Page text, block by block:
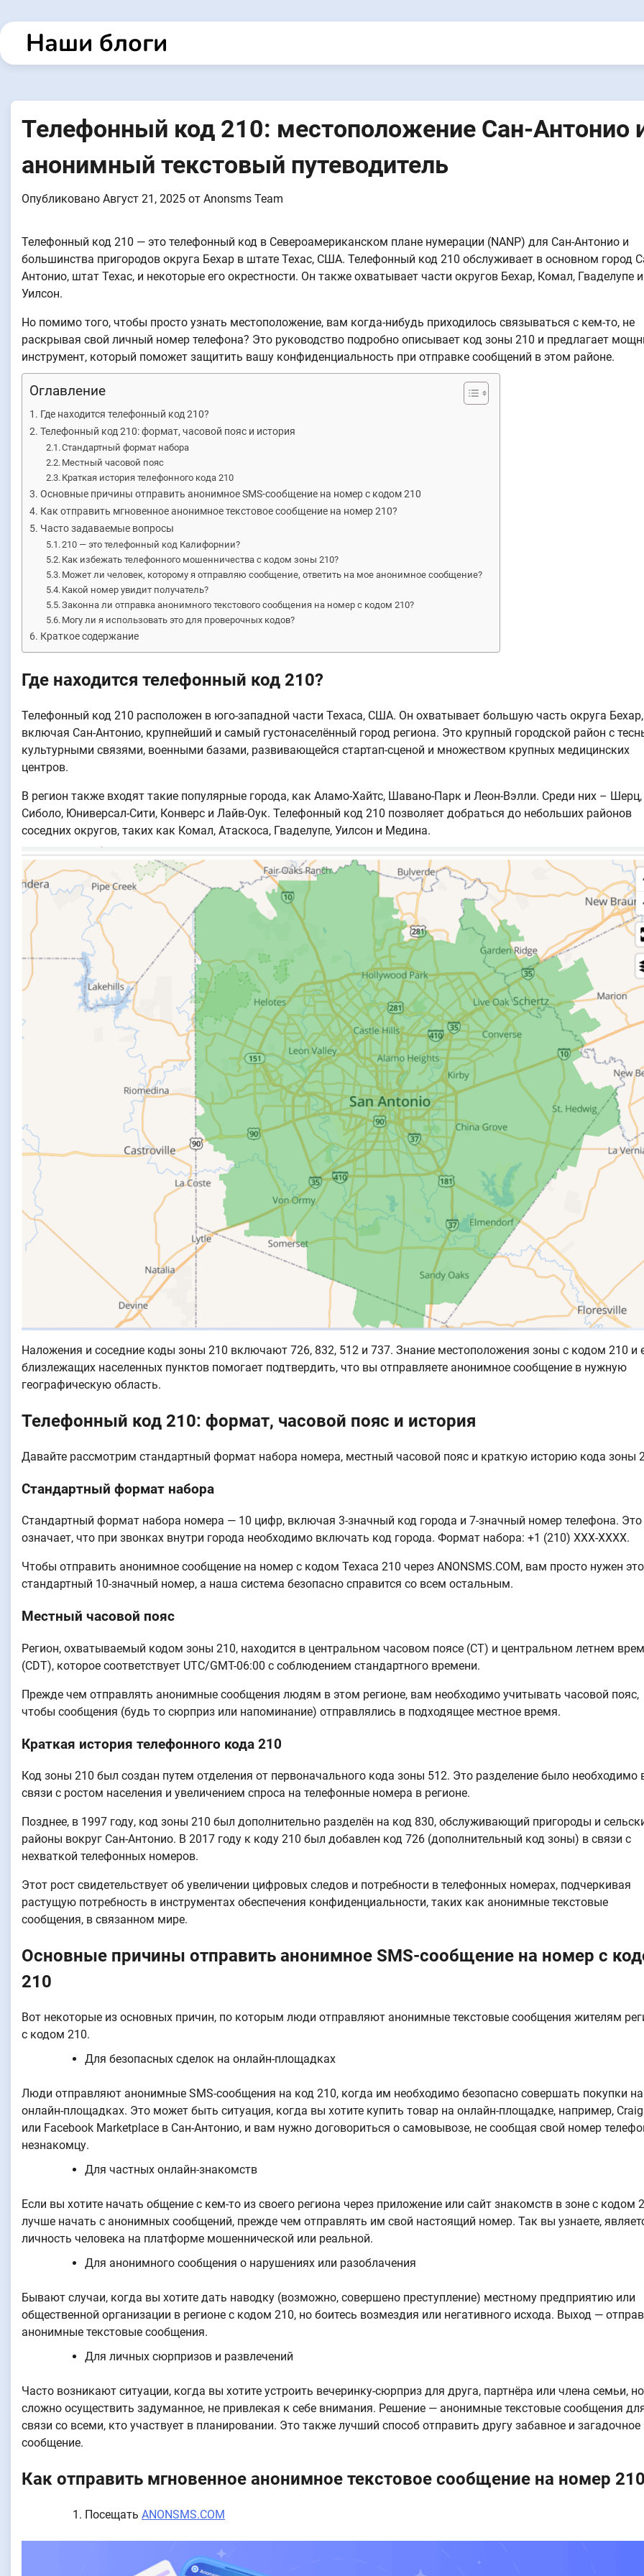
к
содержанию
Наши блоги
Телефонный код 210: местоположение Сан-Антонио
анонимный текстовый путеводитель
Опубликовано Август 21, 2025 от Anonsms Team
Телефонный код 210 — это телефонный код в Североамериканском плане нумерации (NANP) для Сан-Антонио и
большинства пригородов округа Бехар в штате Техас, США. Телефонный код 210 обслуживает в основном город
Антонио, штат Техас, и некоторые его окрестности. Он также охватывает части округов Бехар, Комал, Гваделупе и
Уилсон.
Но помимо того, чтобы просто узнать местоположение, вам когда-нибудь приходилось связываться с кем-то, не
раскрывая свой личный номер телефона? Это руководство подробно описывает код зоны 210 и предлагает
инструмент, который поможет защитить вашу конфиденциальность при отправке сообщений в этом районе.
Оглавление
Где находится телефонный код 210?
Телефонный код 210: формат, часовой пояс и история
Стандартный формат набора
Местный часовой пояс
Краткая история телефонного кода 210
Основные причины отправить анонимное SMS-сообщение на номер с кодом 210
Как отправить мгновенное анонимное текстовое сообщение на номер 210?
Часто задаваемые вопросы
210 — это телефонный код Калифорнии?
Как избежать телефонного мошенничества с кодом зоны 210?
Может ли человек, которому я отправляю сообщение, ответить на мое анонимное сообщение?
Какой номер увидит получатель?
Законна ли отправка анонимного текстового сообщения на номер с кодом 210?
Могу ли я использовать это для проверочных кодов?
Краткое содержание
Где находится телефонный код 210?
Телефонный код 210 расположен в юго-западной части Техаса, США. Он охватывает большую часть округа Бехар,
включая Сан-Антонио, крупнейший и самый густонаселённый город региона. Это крупный городской район с
культурными связями, военными базами, развивающейся стартап-сценой и множеством крупных медицинских
центров.
В регион также входят такие популярные города, как Аламо-Хайтс, Шавано-Парк и Леон-Вэлли. Среди них – Шерц,
Сиболо, Юниверсал-Сити, Конверс и Лайв-Оук. Телефонный код 210 позволяет добраться до небольших районов
соседних округов, таких как Комал, Атаскоса, Гваделупе, Уилсон и Медина.
Наложения и соседние коды зоны 210 включают 726, 832, 512 и 737. Знание местоположения зоны с кодом 210 и
близлежащих населенных пунктов помогает подтвердить, что вы отправляете анонимное сообщение в нужную
географическую область.
Телефонный код 210: формат, часовой пояс и история
Давайте рассмотрим стандартный формат набора номера, местный часовой пояс и краткую историю кода зоны
Стандартный формат набора
Стандартный формат набора номера — 10 цифр, включая 3-значный код города и 7-значный номер телефона. Это
означает, что при звонках внутри города необходимо включать код города. Формат набора: +1 (210) XXX-XXXX.
Чтобы отправить анонимное сообщение на номер с кодом Техаса 210 через ANONSMS.COM, вам просто нужен
стандартный 10-значный номер, а наша система безопасно справится со всем остальным.
Местный часовой пояс
Регион, охватываемый кодом зоны 210, находится в центральном часовом поясе (CT) и центральном летнем
(CDT), которое соответствует UTC/GMT-06:00 с соблюдением стандартного времени.
Прежде чем отправлять анонимные сообщения людям в этом регионе, вам необходимо учитывать часовой пояс,
чтобы сообщения (будь то сюрприз или напоминание) отправлялись в подходящее местное время.
Краткая история телефонного кода 210
Код зоны 210 был создан путем отделения от первоначального кода зоны 512. Это разделение было необходимо
связи с ростом населения и увеличением спроса на телефонные номера в регионе.
Позднее, в 1997 году, код зоны 210 был дополнительно разделён на код 830, обслуживающий пригороды и
районы вокруг Сан-Антонио. В 2017 году к коду 210 был добавлен код 726 (дополнительный код зоны) в связи с
нехваткой телефонных номеров.
Этот рост свидетельствует об увеличении цифровых следов и потребности в телефонных номерах, подчеркивая
растущую потребность в инструментах обеспечения конфиденциальности, таких как анонимные текстовые
сообщения, в связанном мире.
Основные причины отправить анонимное SMS-сообщение на номер с
210
Вот некоторые из основных причин, по которым люди отправляют анонимные текстовые сообщения жителям
с кодом 210.
Для безопасных сделок на онлайн-площадках
Люди отправляют анонимные SMS-сообщения на код 210, когда им необходимо безопасно совершать покупки на
онлайн-площадках. Это может быть ситуация, когда вы хотите купить товар на онлайн-площадке, например,
или Facebook Marketplace в Сан-Антонио, и вам нужно договориться о самовывозе, не сообщая свой номер
незнакомцу.
Для частных онлайн-знакомств
Если вы хотите начать общение с кем-то из своего региона через приложение или сайт знакомств в зоне с кодом
лучше начать с анонимных сообщений, прежде чем отправлять им свой настоящий номер. Так вы узнаете,
личность человека на платформе мошеннической или реальной.
Для анонимного сообщения о нарушениях или разоблачения
Бывают случаи, когда вы хотите дать наводку (возможно, совершено преступление) местному предприятию или
общественной организации в регионе с кодом 210, но боитесь возмездия или негативного исхода. Выход —
анонимные текстовые сообщения.
Для личных сюрпризов и развлечений
Часто возникают ситуации, когда вы хотите устроить вечеринку-сюрприз для друга, партнёра или члена семьи, но
сложно осуществить задуманное, не привлекая к себе внимания. Решение — анонимные текстовые сообщения
связи со всеми, кто участвует в планировании. Это также лучший способ отправить другу забавное и загадочное
сообщение.
Как отправить мгновенное анонимное текстовое сообщение на номер
Посещать ANONSMS.COM